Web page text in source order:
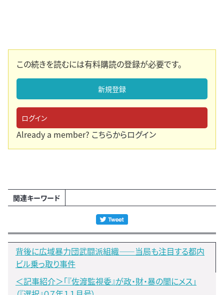
この続きを読むには有料購読の登録が必要です。
新規登録
ログイン
Already a member? こちらからログイン
関連キーワード
背後に広域暴力団武闘派組織――当局も注目する都内
ビル乗っ取り事件
＜記事紹介＞「『佐渡監視委』が政・財・暴の闇にメス」